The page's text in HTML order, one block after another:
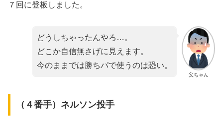
７回に登板しました。
父ちゃん
どうしちゃったんやろ…。
どこか自信無さげに見えます。
今のままでは勝ちパで使うのは恐い。
（４番手）ネルソン投手